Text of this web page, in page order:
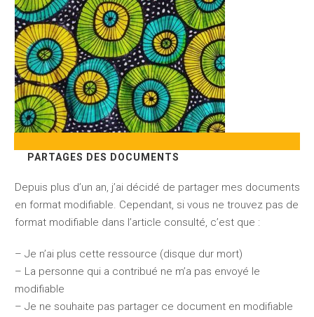
PARTAGES DES DOCUMENTS
Depuis plus d’un an, j’ai décidé de partager mes documents
en format modifiable. Cependant, si vous ne trouvez pas de
format modifiable dans l’article consulté, c’est que :
– Je n’ai plus cette ressource (disque dur mort)
– La personne qui a contribué ne m’a pas envoyé le
modifiable
– Je ne souhaite pas partager ce document en modifiable